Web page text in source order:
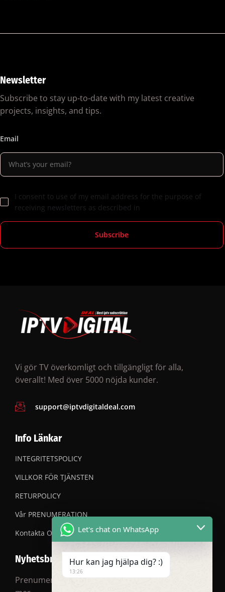
Newsletter
Subscribe to stay up-to-date with my latest creative
projects, insights, and tips.
Email
I consent to use of my email address for the purpose of
receiving newsletters as described in
Vi gör TV överkomligt och tillgängligt för alla,
överallt! Med över 5000 nöjda kunder.
support@iptvdigitaldeal.com
Info Länkar
INTEGRITETSPOLICY
VILLKOR FÖR TJÄNSTEN
RETURPOLICY
Vår PRENUMERATION
Kontakta OSS
Nyhetsbrev
Prenumerera på vårt nyhetsbrev för rabatter och
Let's chat on WhatsApp
Hur kan jag hjälpa dig? :)
13:26